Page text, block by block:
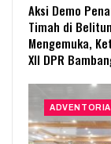
Aksi Demo
Timah di
Mengemuka,
XII DPR